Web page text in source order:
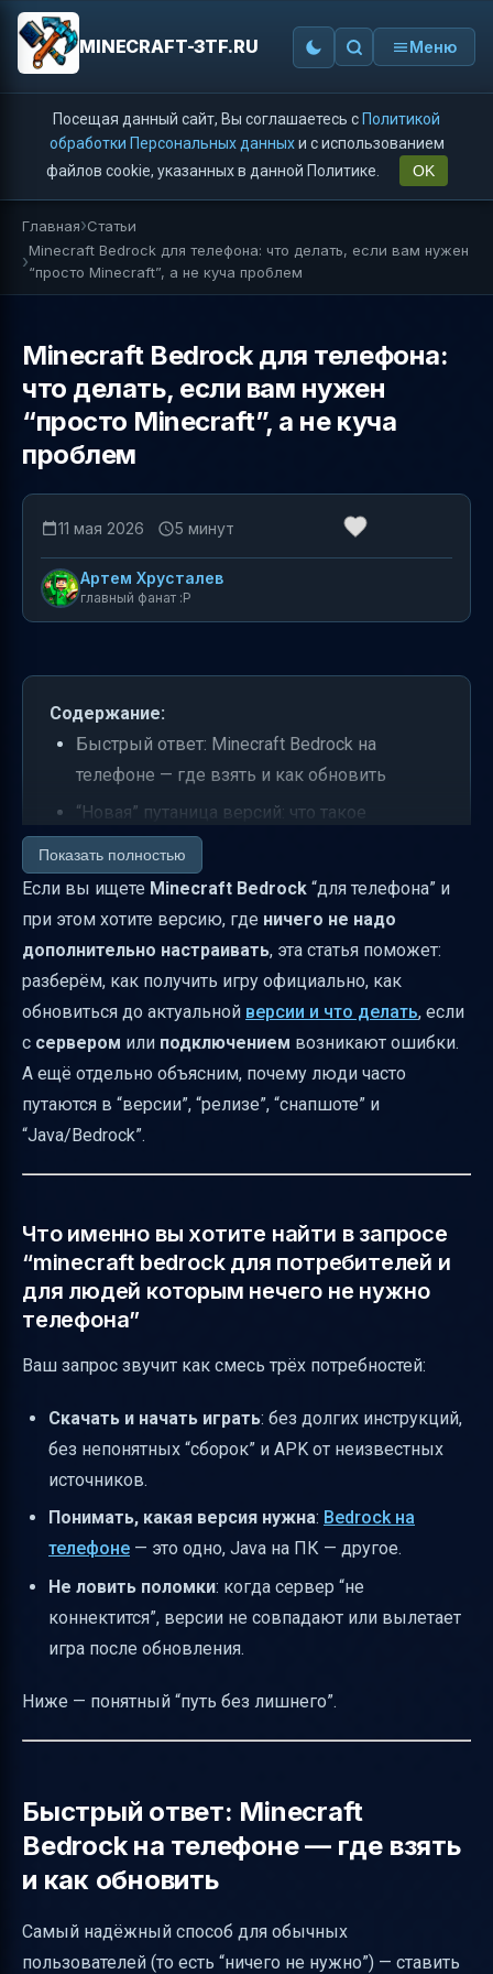
MINECRAFT-3TF.RU Меню
Посещая данный сайт, Вы соглашаетесь с Политикой
обработки Персональных данныхи с использованием
файлов cookie, указанных в данной Политике.
OK
Главная Статьи
Minecraft Bedrock для телефона: что делать, если вам нужен
“просто Minecraft”, а не куча проблем
Minecraft Bedrock для телефона:
что делать, если вам нужен
“просто Minecraft”, а не куча
проблем
11 мая 2026 5 минут
Артем Хрусталев
главный фанат :P
Содержание:
Быстрый ответ: Minecraft Bedrock на
телефоне — где взять и как обновить
“Новая” путаница версий: что такое
обновление, релиз и снапшота
Обновление Minecraft Bedrock: что делать,
чтобы не сломалось
Сервер в Bedrock: почему “видит внешние,
но не видит локальные” и как это лечится
Какие логи Android могут намекать на
проблему соединения
Если после обновления моды/миры
сломались: что делать “без паники”
Список “самых частых” ошибок и быстрые
действия
Показать полностью
Если вы ищете Minecraft Bedrock “для телефона” и
при этом хотите версию, где ничего не надо
дополнительно настраивать, эта статья поможет:
разберём, как получить игру официально, как
обновиться до актуальной версии и что делать, если
с сервером или подключением возникают ошибки.
А ещё отдельно объясним, почему люди часто
путаются в “версии”, “релизе”, “снапшоте” и
“Java/Bedrock”.
Что именно вы хотите найти в запросе
“minecraft bedrock для потребителей и
для людей которым нечего не нужно
телефона”
Ваш запрос звучит как смесь трёх потребностей:
Скачать и начать играть: без долгих инструкций,
без непонятных “сборок” и APK от неизвестных
источников.
Понимать, какая версия нужна: Bedrock на
телефоне — это одно, Java на ПК — другое.
Не ловить поломки: когда сервер “не
коннектится”, версии не совпадают или вылетает
игра после обновления.
Ниже — понятный “путь без лишнего”.
Быстрый ответ: Minecraft
Bedrock на телефоне — где взять
и как обновить
Самый надёжный способ для обычных
пользователей (то есть “ничего не нужно”) — ставить